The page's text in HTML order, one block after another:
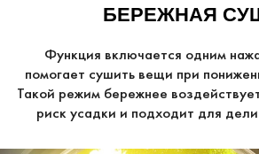
БЕРЕЖНАЯ
Функция включается одним
помогает сушить вещи при
Такой режим бережнее
риск усадки и подходит для